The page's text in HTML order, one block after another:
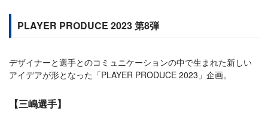
PLAYER PRODUCE 2023 第8弾
デザイナーと選手とのコミュニケーションの中で生まれた新しい
アイデアが形となった「PLAYER PRODUCE 2023」企画。
【三嶋選手】